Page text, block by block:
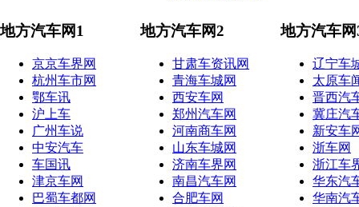
地方汽车网1
京京车界网
杭州车市网
鄂车讯
沪上车
广州车说
中安汽车
车国讯
津京车网
巴蜀车都网
地方汽车网2
甘肃车资讯网
青海车城网
西安车网
郑州汽车网
河南商车网
山东车城网
济南车界网
南昌汽车网
合肥车网
地方汽车网
辽宁车
太原车
晋西汽
冀庄汽
新安车
浙车网
浙江车
华东汽
华南汽